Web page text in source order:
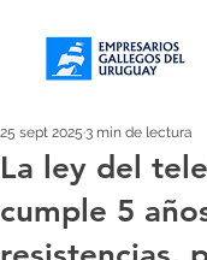
La ley del
cumple 5
25 sept 2025 3 min de lectura